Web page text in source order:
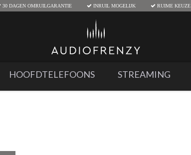
30 DAGEN OMRUILGARANTIE INRUIL MOGELIJK RUIME KEUZE
HOOFDTELEFOONS STREAMING